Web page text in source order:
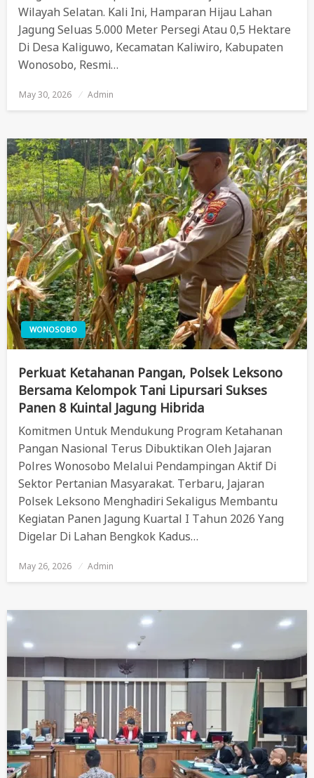
Wilayah Selatan. Kali Ini, Hamparan Hijau Lahan
Jagung Seluas 5.000 Meter Persegi Atau 0,5 Hektare
Di Desa Kaliguwo, Kecamatan Kaliwiro, Kabupaten
Wonosobo, Resmi…
Posted
On
May 30, 2026 Admin
WONOSOBO
Perkuat Ketahanan Pangan, Polsek Leksono
Bersama Kelompok Tani Lipursari Sukses
Panen 8 Kuintal Jagung Hibrida
Komitmen Untuk Mendukung Program Ketahanan
Pangan Nasional Terus Dibuktikan Oleh Jajaran
Polres Wonosobo Melalui Pendampingan Aktif Di
Sektor Pertanian Masyarakat. Terbaru, Jajaran
Polsek Leksono Menghadiri Sekaligus Membantu
Kegiatan Panen Jagung Kuartal I Tahun 2026 Yang
Digelar Di Lahan Bengkok Kadus…
Posted
On
May 26, 2026 Admin